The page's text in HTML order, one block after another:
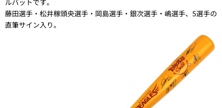
藤田選手・松井稼頭央選手・岡島選手・銀次選手・嶋選手、5選手の
直筆サイン入り。